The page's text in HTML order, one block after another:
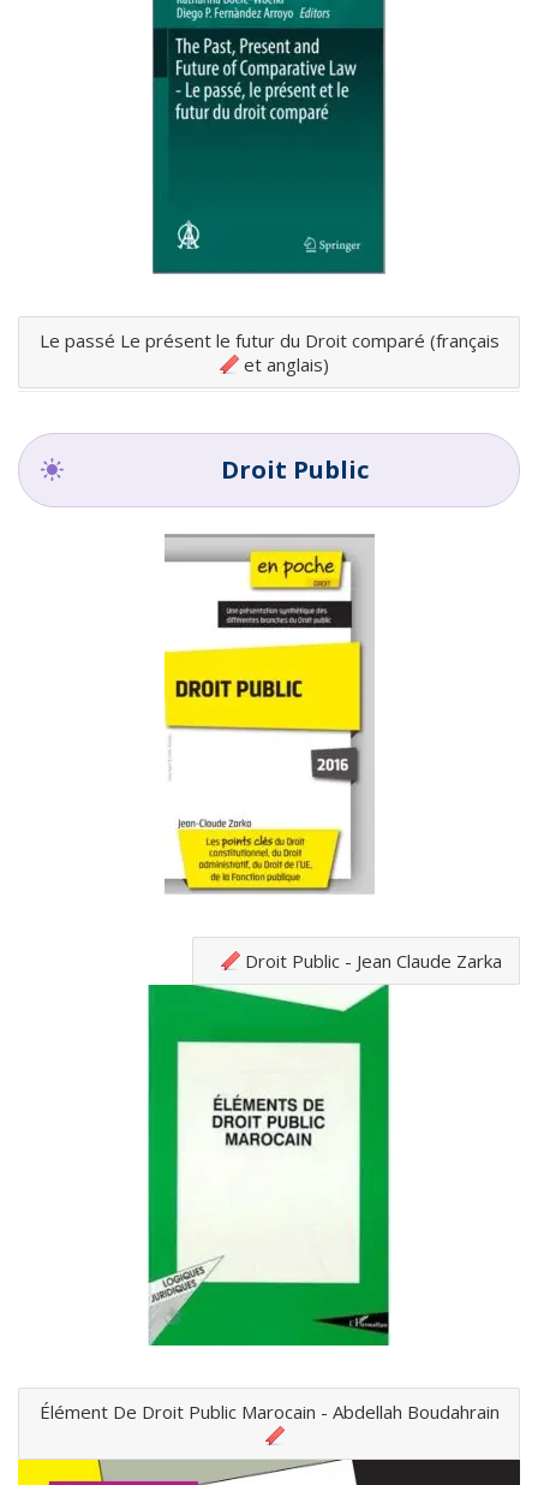
Le passé Le présent le futur du Droit comparé (français
et anglais)
Droit Public
Droit Public - Jean Claude Zarka
Élément De Droit Public Marocain - Abdellah Boudahrain